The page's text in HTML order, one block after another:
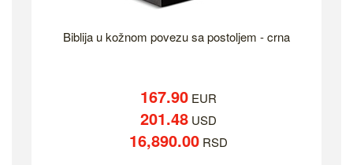
Biblija u kožnom povezu sa postoljem - crna
167.90 EUR
201.48 USD
16,890.00 RSD